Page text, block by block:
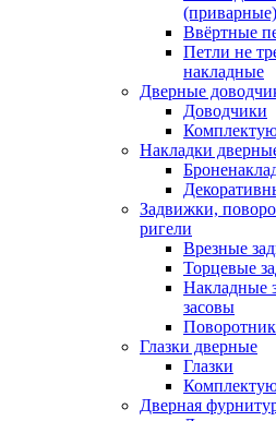
(приварные)
Ввёртные
Петли не
накладные
Дверные
Доводчики
Накладки
Задвижки,
ригели
Врезные
Торцевые
Накладные
засовы
Глазки дверные
Глазки
Дверная